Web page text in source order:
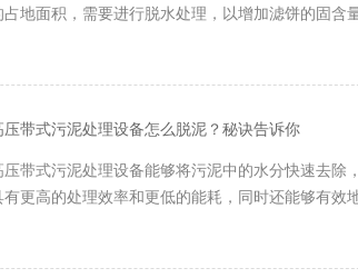
占地面积，需要进行脱水处理，以增加滤饼的固含量
压带式污泥处理设备怎么脱泥？秘诀告诉你
压带式污泥处理设备能够将污泥中的水分快速去除
有更高的处理效率和更低的能耗，同时还能够有效